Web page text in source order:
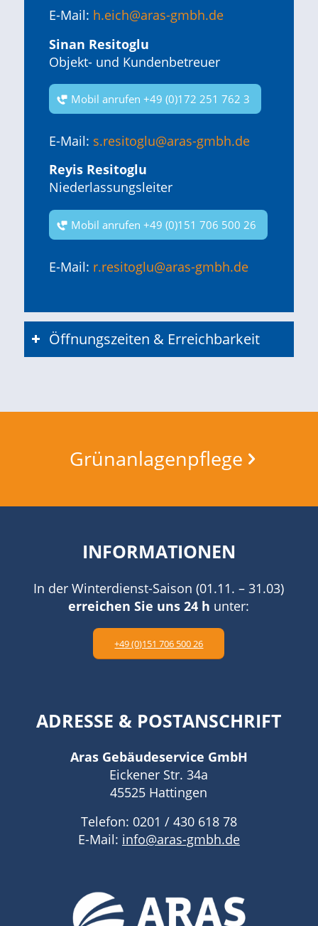
E-Mail: h.eich@aras-gmbh.de
Sinan Resitoglu
Objekt- und Kundenbetreuer
Mobil anrufen +49 (0)172 251 762 3
E-Mail: s.resitoglu@aras-gmbh.de
Reyis Resitoglu
Niederlassungsleiter
Mobil anrufen +49 (0)151 706 500 26
E-Mail: r.resitoglu@aras-gmbh.de
Öffnungszeiten & Erreichbarkeit
Grünanlagenpflege
INFORMATIONEN
In der Winterdienst-Saison (01.11. – 31.03)
erreichen Sie uns 24 h unter:
+49 (0)151 706 500 26
ADRESSE & POSTANSCHRIFT
Aras Gebäudeservice GmbH
Eickener Str. 34a
45525 Hattingen
Telefon: 0201 / 430 618 78
E-Mail: info@aras-gmbh.de